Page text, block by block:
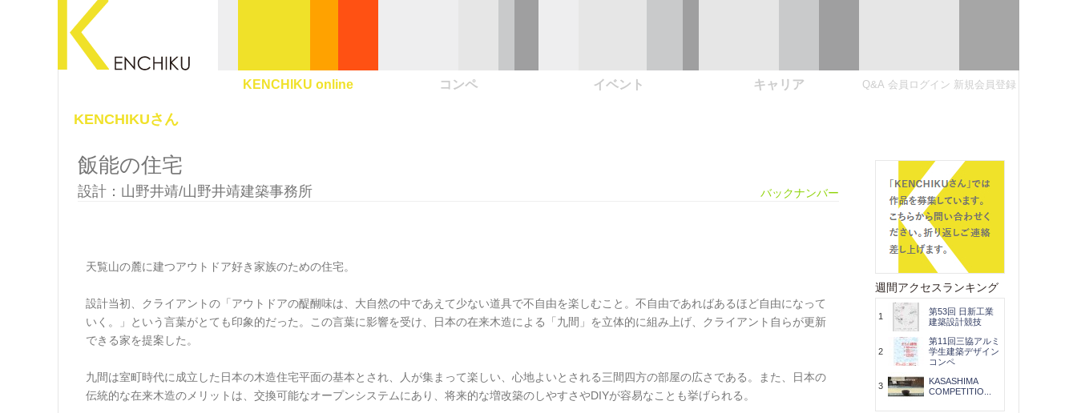
KENCHIKU online コンペ イベント キャリア Q&A 会員ログイン 新規会員登録
KENCHIKUさん
飯能の住宅
設計：山野井靖/山野井靖建築事務所 バックナンバー
天覧山の麓に建つアウトドア好き家族のための住宅。
設計当初、クライアントの「アウトドアの醍醐味は、大自然の中であえて少ない道具で不自由を楽しむこと。不自由であればあるほど自由になって
いく。」という言葉がとても印象的だった。この言葉に影響を受け、日本の在来木造による「九間」を立体的に組み上げ、クライアント自らが更新
できる家を提案した。
九間は室町時代に成立した日本の木造住宅平面の基本とされ、人が集まって楽しい、心地よいとされる三間四方の部屋の広さである。また、日本の
伝統的な在来木造のメリットは、交換可能なオープンシステムにあり、将来的な増改築のしやすさやDIYが容易なことも挙げられる。
週間アクセスランキング
1
第53回 日新工業
建築設計競技
2
第11回三協アルミ
学生建築デザイン
コンペ
3
KASASHIMA
COMPETITIO...